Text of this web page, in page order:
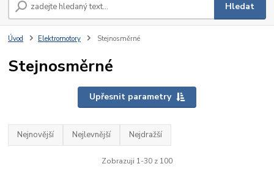
Hledat
Úvod Elektromotory Stejnosměrné
Stejnosměrné
Upřesnit parametry
Nejnovější Nejlevnější Nejdražší
Zobrazuji 1-30 z 100